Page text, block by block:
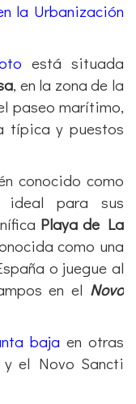
la Urbanización
está situada
, en la zona de la
paseo marítimo,
típica y puestos
conocido como
para sus
Playa de La
como una
o juegue al
en el Novo
baja en otras
el Novo Sancti